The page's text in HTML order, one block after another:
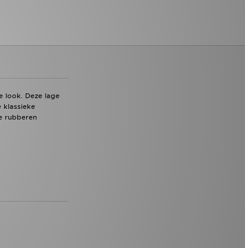
look. Deze lage
klassieke
rubberen